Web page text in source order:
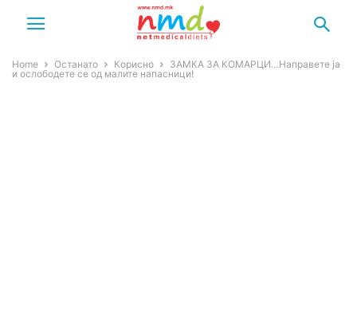
Home Останато Корисно
ЗАМКА ЗА КОМАРЦИ…Направете ја
и ослободете се од малите напасници!